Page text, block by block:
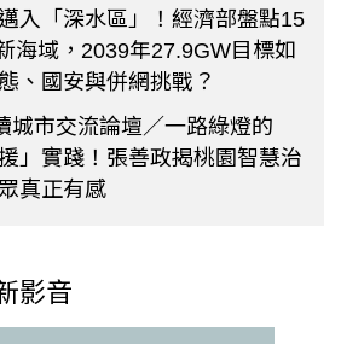
入「深水區」！經濟部盤點15
海域，2039年27.9GW目標如
、國安與併網挑戰？
城市交流論壇／一路綠燈的
援」實踐！張善政揭桃園智慧治
真正有感
影音